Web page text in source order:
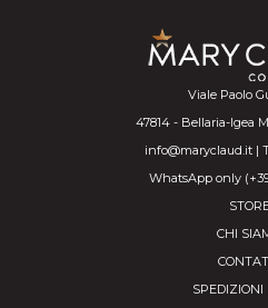
Viale Paolo
47814 - Bellaria-Igea
info@maryclaud.it |
WhatsApp only
CHI
SPEDIZIONI